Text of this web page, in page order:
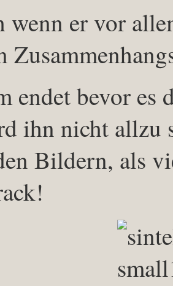
wenn er vor
endet bevor es
ihn nicht allzu
Bildern, als